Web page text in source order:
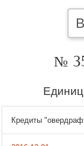
№
Кредиты